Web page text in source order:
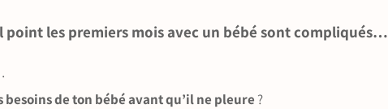
point les premiers mois avec un bébé sont compliqués…
de ton bébé avant qu’il ne pleure ?